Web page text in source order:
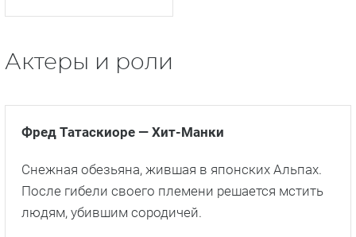
Актеры и роли
Фред Татаскиоре — Хит-Манки
Снежная обезьяна, жившая в японских Альпах.
После гибели своего племени решается мстить
людям, убившим сородичей.